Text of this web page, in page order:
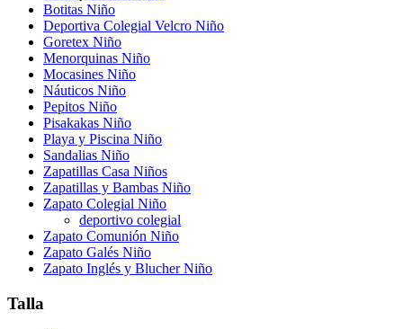
Botitas Niño
Deportiva Colegial Velcro Niño
Goretex Niño
Menorquinas Niño
Mocasines Niño
Náuticos Niño
Pepitos Niño
Pisakakas Niño
Playa y Piscina Niño
Sandalias Niño
Zapatillas Casa Niños
Zapatillas y Bambas Niño
Zapato Colegial Niño
deportivo colegial
Zapato Comunión Niño
Zapato Galés Niño
Zapato Inglés y Blucher Niño
Talla